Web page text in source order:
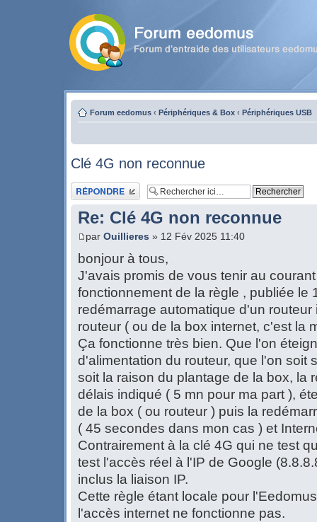
Forum eedomus ‹ Périphériques & Box ‹ Périphériques USB
Clé 4G non reconnue
Publier une réponse
Re: Clé 4G non reconnue
par Ouillieres » 12 Fév 2025 11:40
bonjour à tous,
J'avais promis de vous tenir au
fonctionnement de la règle , publiée le
redémarrage automatique d'un
routeur ( ou de la box internet, c'est la
Ça fonctionne très bien. Que l'on
d'alimentation du routeur, que l'on soit
soit la raison du plantage de la box, la
délais indiqué ( 5 mn pour ma part ),
de la box ( ou routeur ) puis la
( 45 secondes dans mon cas ) et
Contrairement à la clé 4G qui ne test
test l'accès réel à l'IP de Google
inclus la liaison IP.
Cette règle étant locale pour
l'accès internet ne fonctionne pas.